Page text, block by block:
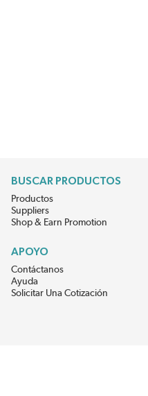
BUSCAR PRODUCTOS
Productos
Suppliers
Shop & Earn Promotion
APOYO
Contáctanos
Ayuda
Solicitar Una Cotización